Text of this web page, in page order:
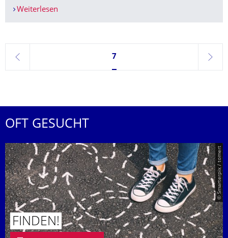
Weiterlesen
zurück
Seite 7, aktuell ausgewählt
7
weiter
OFT GESUCHT
© Smarterpix / tomert
FINDEN!